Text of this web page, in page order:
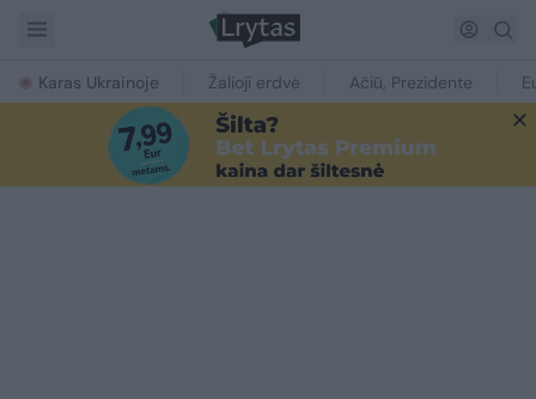
Karas Ukrainoje Žalioji erdvė Ačiū, Prezidente